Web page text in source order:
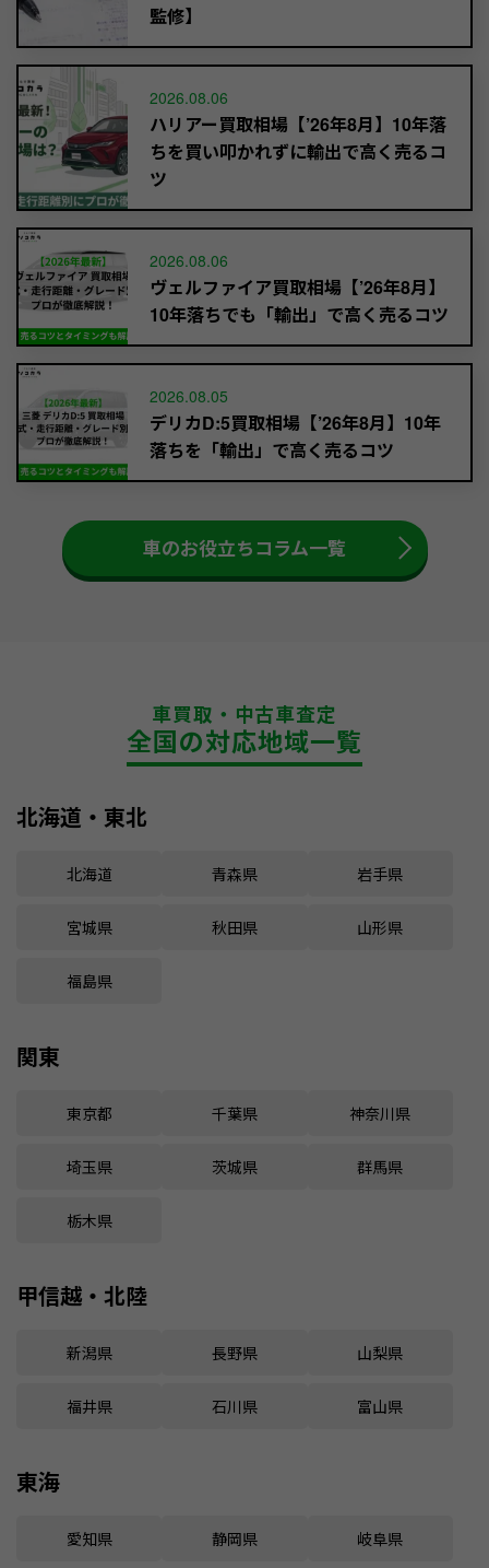
監修】
2026.08.06
ハリアー買取相場【’26年8月】10年落
ちを買い叩かれずに輸出で高く売るコ
ツ
2026.08.06
ヴェルファイア買取相場【’26年8月】
10年落ちでも「輸出」で高く売るコツ
2026.08.05
デリカD:5買取相場【’26年8月】10年
落ちを「輸出」で高く売るコツ
車のお役立ちコラム一覧
車買取・中古車査定
全国の対応地域一覧
北海道・東北
北海道 青森県 岩手県
宮城県 秋田県 山形県
福島県
関東
東京都 千葉県 神奈川県
埼玉県 茨城県 群馬県
栃木県
甲信越・北陸
新潟県 長野県 山梨県
福井県 石川県 富山県
東海
愛知県 静岡県 岐阜県